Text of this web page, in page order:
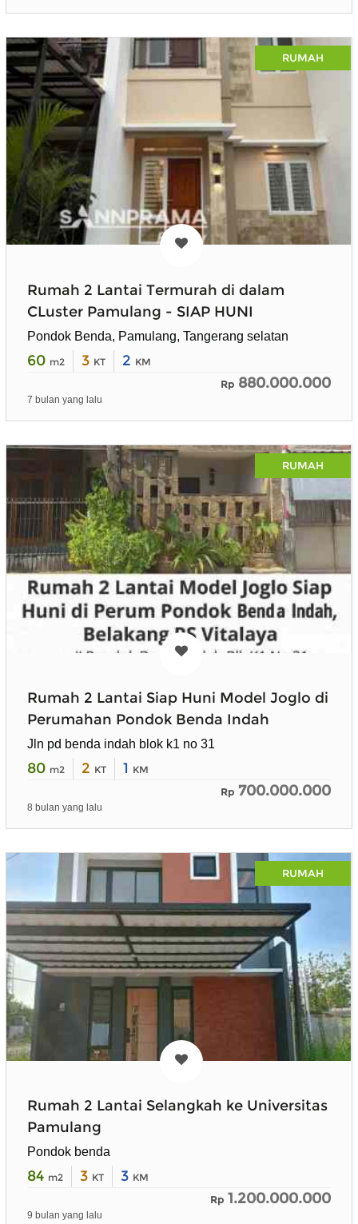
RUMAH
Rumah 2 Lantai Termurah di dalam
CLuster Pamulang - SIAP HUNI
Pondok Benda, Pamulang, Tangerang selatan
60 m2 3 KT 2 KM
Rp 880.000.000
7 bulan yang lalu
RUMAH
Rumah 2 Lantai Siap Huni Model Joglo di
Perumahan Pondok Benda Indah
Jln pd benda indah blok k1 no 31
80 m2 2 KT 1 KM
Rp 700.000.000
8 bulan yang lalu
RUMAH
Rumah 2 Lantai Selangkah ke Universitas
Pamulang
Pondok benda
84 m2 3 KT 3 KM
Rp 1.200.000.000
9 bulan yang lalu